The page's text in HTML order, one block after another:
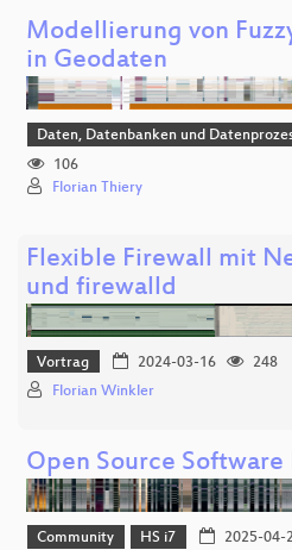
Modellierung von
in Geodaten
Daten, Datenbanken und
106
Florian Thiery
Flexible Firewall mit
und firewalld
Vortrag 2024-03-16
248
Florian Winkler
Open Source Software
Community HS i7 2025-04-